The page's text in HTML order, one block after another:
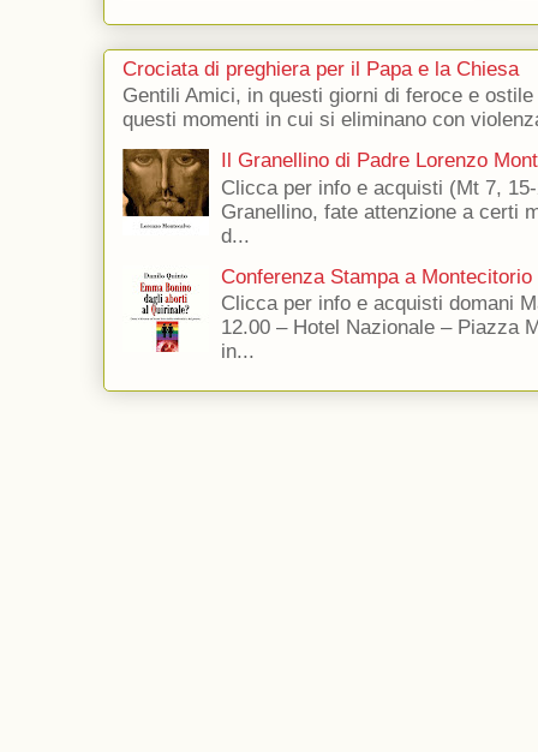
Crociata di preghiera per il Papa e la Chiesa
Gentili Amici, in questi giorni di feroce e
questi momenti in cui si eliminano con
Il Granellino di Padre Lorenzo
Clicca per info e acquisti (Mt 7,
Granellino, fate attenzione a certi
d...
Conferenza Stampa a Montecitorio
Clicca per info e acquisti domani
12.00 – Hotel Nazionale – Piazza
in...